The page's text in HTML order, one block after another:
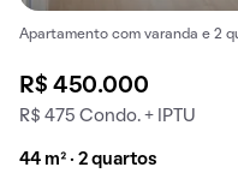
Apartamento com varanda e 2
R$ 450.000
R$ 475 Condo. + IPTU
44 m² · 2 quartos